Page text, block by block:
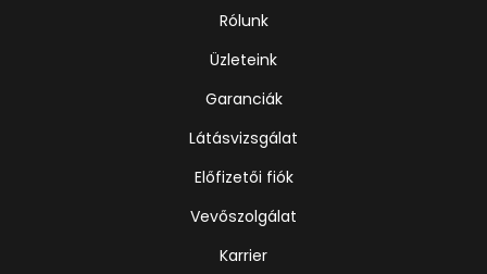
Rólunk
Üzleteink
Garanciák
Látásvizsgálat
Előfizetői fiók
Vevőszolgálat
Karrier